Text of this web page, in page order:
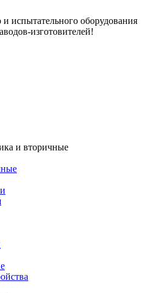
испытательного оборудования
изготовителей!